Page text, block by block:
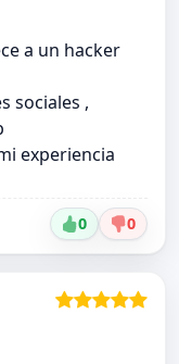
a un hacker
sociales ,
experiencia
0 0